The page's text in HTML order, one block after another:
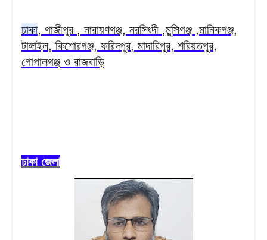
ঢাকা, গাজীপুর , নারায়ণগঞ্জ, নরসিংদী ,মুন্সিগঞ্জ ,মানিকগঞ্জ,
টাঙ্গাইল, কিশোরগঞ্জ, ফরিদপুর, মাদারিপুর, শরিয়তপুর,
গোপালগঞ্জ ও রাজবাড়ি
ঢাকা জেলা